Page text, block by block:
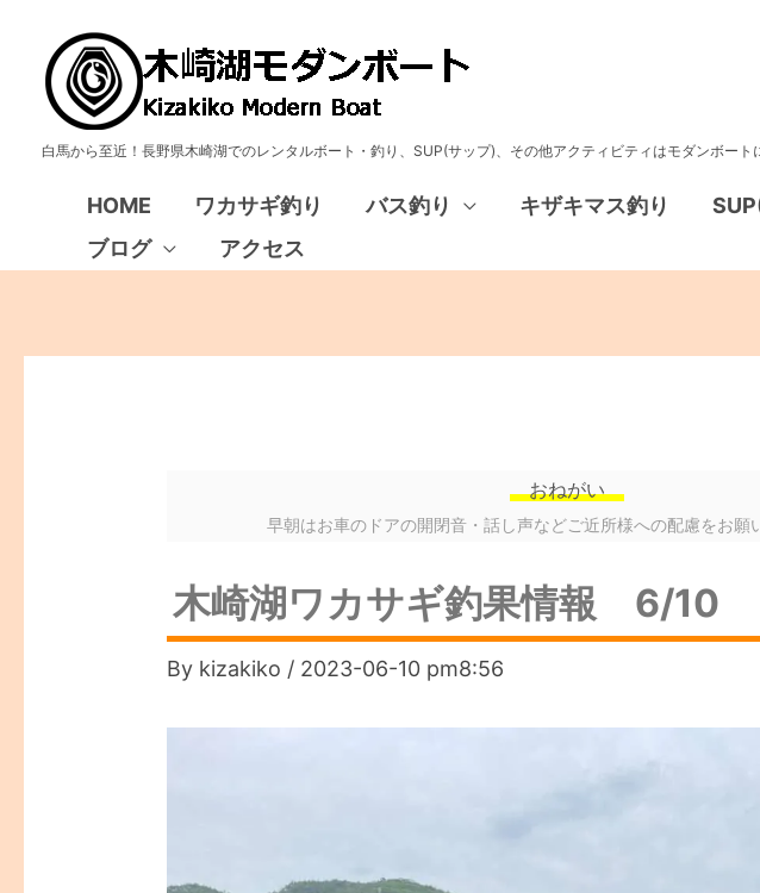
白馬から至近！長野県木崎湖でのレンタルボート・釣り、SUP(サップ)、その他アクティビティはモダンボート
HOME ワカサギ釣り バス釣り キザキマス釣り
ブログ
アクセス
おねがい
早朝はお車のドアの開閉音・話し声などご近所様への配慮をお願
木崎湖ワカサギ釣果情報 6/10
By kizakiko / 2023-06-10 pm8:56